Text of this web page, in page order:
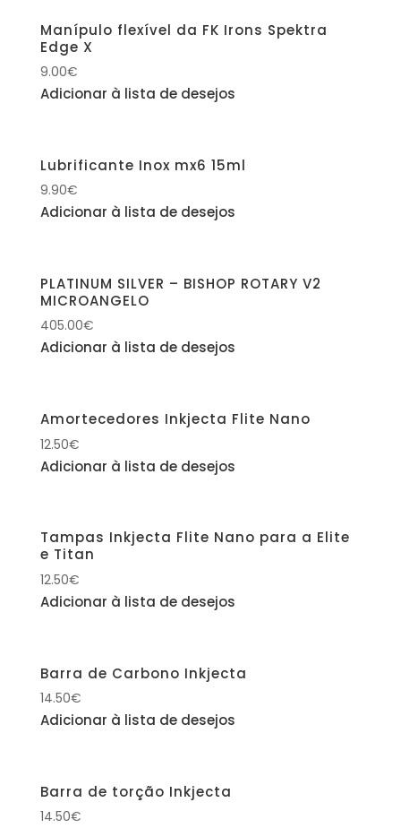
Manípulo flexível da FK Irons Spektra
Edge X
9.00€
Adicionar à lista de desejos
Lubrificante Inox mx6 15ml
9.90€
Adicionar à lista de desejos
PLATINUM SILVER – BISHOP ROTARY V2
MICROANGELO
405.00€
Adicionar à lista de desejos
Amortecedores Inkjecta Flite Nano
12.50€
Adicionar à lista de desejos
Tampas Inkjecta Flite Nano para a Elite
e Titan
12.50€
Adicionar à lista de desejos
Barra de Carbono Inkjecta
14.50€
Adicionar à lista de desejos
Barra de torção Inkjecta
14.50€